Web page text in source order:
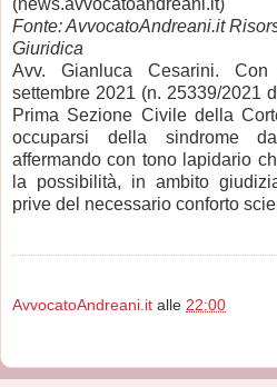
(news.avvocatoandreani.it)
Fonte: AvvocatoAndreani.it
Giuridica
Avv. Gianluca Cesarini.
settembre 2021 (n. 25339/2021
Prima Sezione Civile della
occuparsi della sindrome
affermando con tono lapidario
la possibilità, in ambito
prive del necessario conforto
AvvocatoAndreani.it alle 22:00